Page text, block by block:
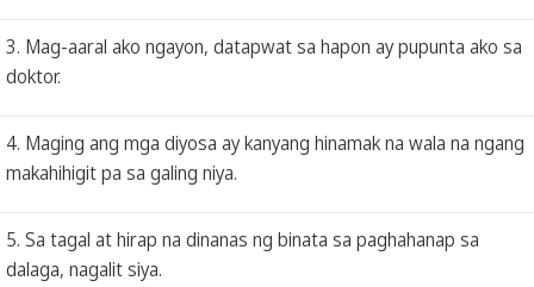
3. Mag-aaral ako ngayon, datapwat sa hapon ay pupunta ako sa
doktor.
4. Maging ang mga diyosa ay kanyang hinamak na wala na ngang
makahihigit pa sa galing niya.
5. Sa tagal at hirap na dinanas ng binata sa paghahanap sa
dalaga, nagalit siya.